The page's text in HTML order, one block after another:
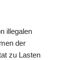
illegalen
der
zu Lasten